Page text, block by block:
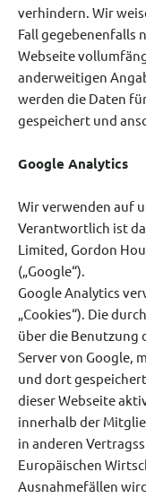
verhindern. Wir
Fall gegebenenfalls
Webseite
anderweitigen
werden die Daten
gespeichert und
Google Analytics
Wir verwenden auf
Verantwortlich ist
Limited, Gordon
(„Google“).
Google Analytics
„Cookies“). Die
über die Benutzung
Server von Google,
und dort
dieser Webseite
innerhalb der
in anderen
Europäischen
Ausnahmefällen